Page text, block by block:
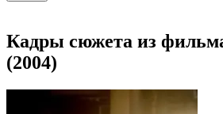
Кадры сюжета из
(2004)